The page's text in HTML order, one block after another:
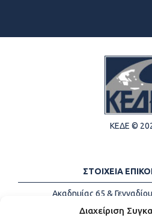
Διαχείριση
ΚΕΔΕ ©
ΣΤΟΙΧΕΙΑ
Ακαδημίας 65 &
Τηλέφωνα:
+30
Email: